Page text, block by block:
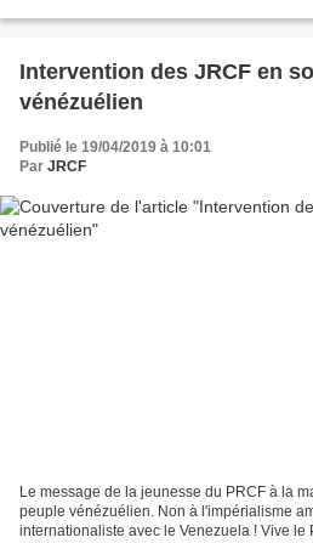
Intervention des JRCF en
vénézuélien
Publié le 19/04/2019 à 10:01
Par JRCF
Le message de la jeunesse du PRCF à la
peuple vénézuélien. Non à l'impérialisme
internationaliste avec le Venezuela ! Vive le